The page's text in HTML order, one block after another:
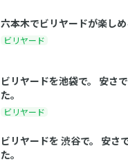
六本木でビリヤードが楽し
ビリヤード
ビリヤードを池袋で。 安さ
た。
ビリヤード
ビリヤードを 渋谷で。 安さ
た。